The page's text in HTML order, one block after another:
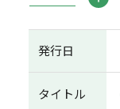
発行日
タイトル